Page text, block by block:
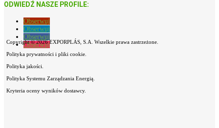
ODWIEDŹ NASZE PROFILE:
Obserwuj
Obserwuj
Obserwuj
Obserwuj
Copyright © 2026 EXPORPLÁS, S.A. Wszelkie prawa zastrzeżone.
Polityka prywatności i pliki cookie.
Polityka jakości.
Polityka Systemu Zarządzania Energią.
Kryteria oceny wyników dostawcy.